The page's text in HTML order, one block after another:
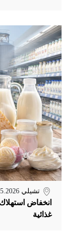
تشيلي
انخفاض
غذائية